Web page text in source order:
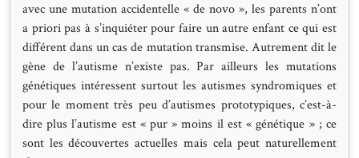
avec une mutation accidentelle « de novo », les parents n’ont
a priori pas à s’inquiéter pour faire un autre enfant ce qui est
différent dans un cas de mutation transmise. Autrement dit le
gène de l’autisme n’existe pas. Par ailleurs les mutations
génétiques intéressent surtout les autismes syndromiques et
pour le moment très peu d’autismes prototypiques, c’est-à-
dire plus l’autisme est « pur » moins il est « génétique » ; ce
sont les découvertes actuelles mais cela peut naturellement